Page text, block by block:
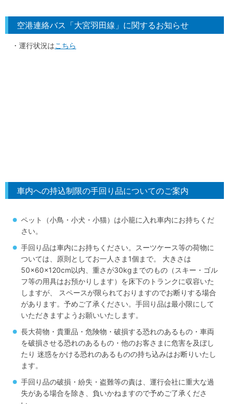
空港連絡バス「大宮羽田線」に関するお知らせ
車内への持込制限の手回り品についてのご案内
ペット（小鳥・小犬・小猫）は小籠に入れ車内にお持ちくだ
さい。
手回り品は車内にお持ちください。スーツケース等の荷物に
ついては、原則としてお一人さま1個まで。 大きさは
50×60×120cm以内、重さが30kgまでのもの（スキー・ゴル
フ等の用具はお預かりします）を床下のトランクに収容いた
しますが、 スペースが限られておりますのでお断りする場合
があります。予めご了承ください。手回り品は最小限にして
いただきますようお願いいたします。
長大荷物・貴重品・危険物・破損する恐れのあるもの・車両
を破損させる恐れのあるもの・他のお客さまに危害を及ぼし
たり 迷惑をかける恐れのあるものの持ち込みはお断りいたし
ます。
手回り品の破損・紛失・盗難等の責は、運行会社に重大な過
失がある場合を除き、負いかねますので予めご了承くださ